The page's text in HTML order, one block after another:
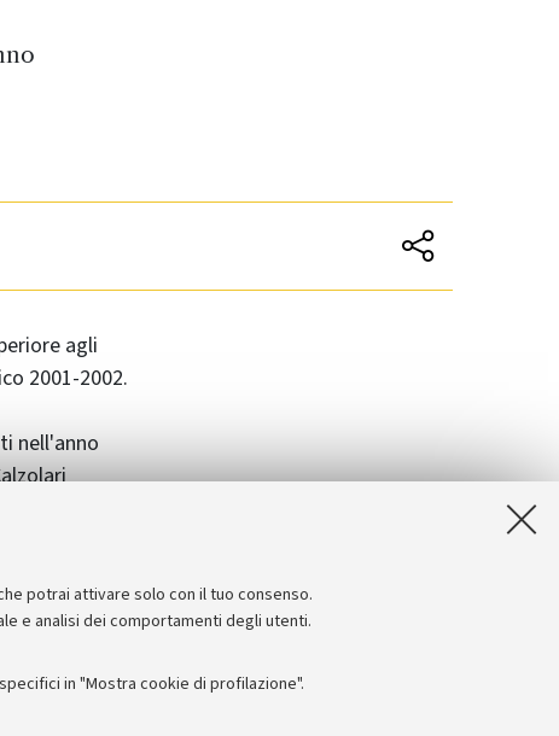
potrai attivare solo con il tuo consenso.
e analisi dei comportamenti degli utenti.
in "Mostra cookie di profilazione".
agli
2001-2002.
nell'anno